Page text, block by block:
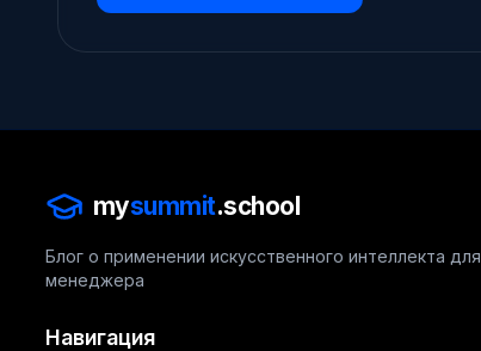
mysummit.school
Блог о применении искусственного интеллекта для
менеджера
Навигация